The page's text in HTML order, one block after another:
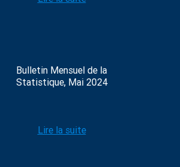
Bulletin Mensuel de la
Statistique, Mai 2024
Lire la suite